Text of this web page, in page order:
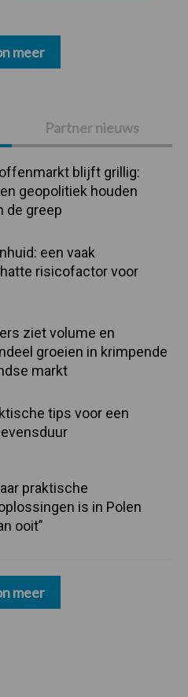
Partner nieuws
blijft grillig:
geopolitiek houden
de greep
een vaak
risicofactor voor
ziet volume en
groeien in krimpende
markt
tips voor een
praktische
is in Polen
ooit”
meer
meer